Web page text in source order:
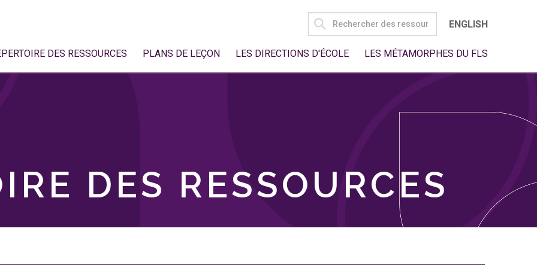
SEARCH
FOR:
ENGLISH
DES RESSOURCES PLANS DE LEÇON LES DIRECTIONS D'ÉCOLE LES MÉTAMORPHES DU FLS
DES RESSOURCES